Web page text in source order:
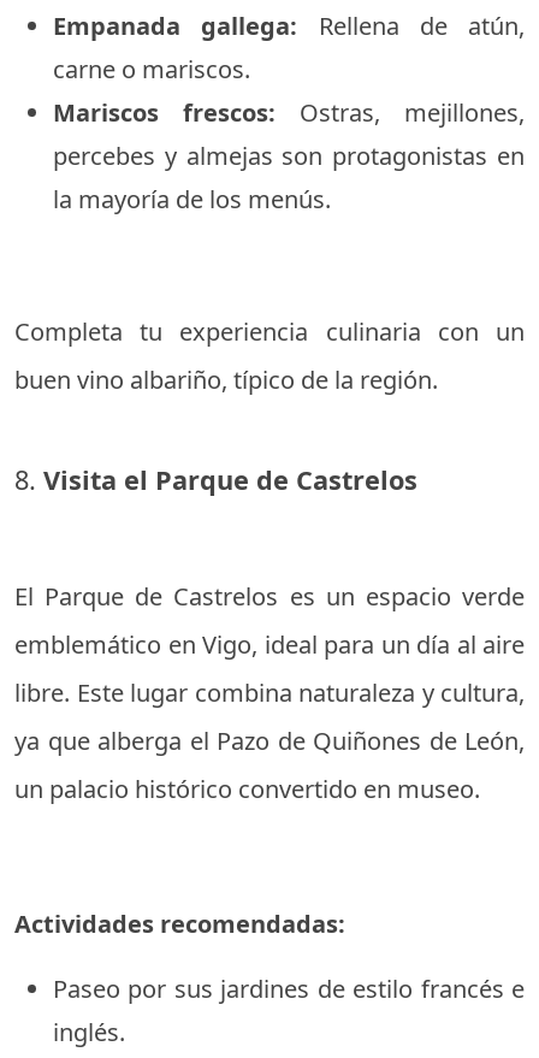
Empanada gallega: Rellena de atún,
carne o mariscos.
Mariscos frescos: Ostras, mejillones,
percebes y almejas son protagonistas en
la mayoría de los menús.
Completa tu experiencia culinaria con un
buen vino albariño, típico de la región.
8. Visita el Parque de Castrelos
El Parque de Castrelos es un espacio verde
emblemático en Vigo, ideal para un día al aire
libre. Este lugar combina naturaleza y cultura,
ya que alberga el Pazo de Quiñones de León,
un palacio histórico convertido en museo.
Actividades recomendadas:
Paseo por sus jardines de estilo francés e
inglés.